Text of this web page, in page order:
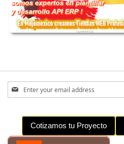
Sign
Up
Newsletter:
Cotizamos tu Proyecto